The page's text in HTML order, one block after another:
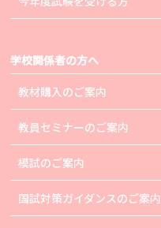
学校関係者の方へ
教材購入のご案内
教員セミナーのご案内
模試のご案内
国試対策ガイダンスのご案内